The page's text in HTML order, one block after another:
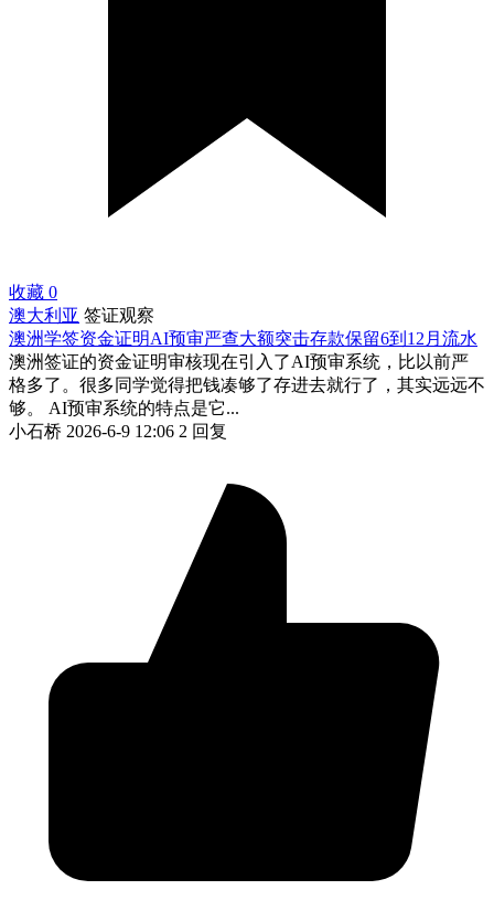
收藏 0
澳大利亚 签证观察
澳洲学签资金证明AI预审严查大额突击存款保留6到12月流水
澳洲签证的资金证明审核现在引入了AI预审系统，比以前严
格多了。很多同学觉得把钱凑够了存进去就行了，其实远远不
够。 AI预审系统的特点是它...
小石桥 2026-6-9 12:06 2 回复